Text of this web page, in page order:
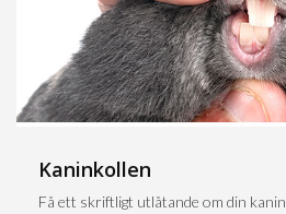
Kaninkollen
Få ett skriftligt utlåtande om din